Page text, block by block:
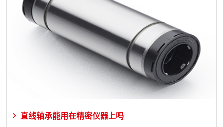
直线轴承能用在精密仪器上吗